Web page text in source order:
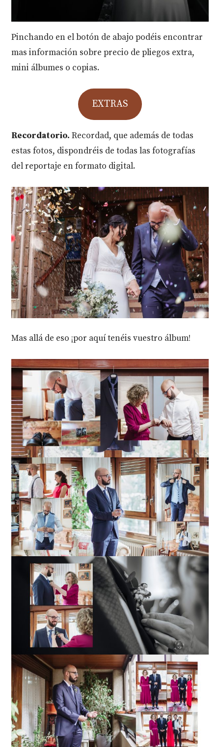
Pinchando en el botón de abajo podéis encontrar
mas información sobre precio de pliegos extra,
mini álbumes o copias.
EXTRAS
Recordatorio.Recordad, que además de todas
estas fotos, dispondréis de todas las fotografías
del reportaje en formato digital.
Mas allá de eso ¡por aquí tenéis vuestro álbum!